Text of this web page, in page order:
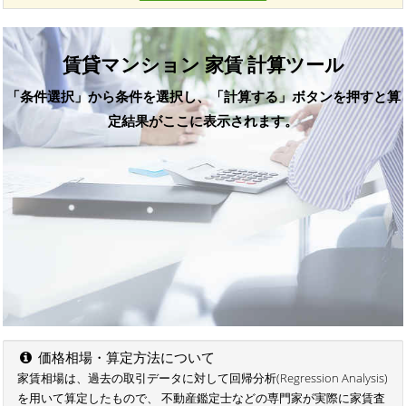
賃貸マンション 家賃 計算ツール
「条件選択」から条件を選択し、「計算する」ボタンを押すと算
定結果がここに表示されます。
価格相場・算定方法について
家賃相場は、過去の取引データに対して回帰分析(Regression Analysis)
を用いて算定したもので、 不動産鑑定士などの専門家が実際に家賃査